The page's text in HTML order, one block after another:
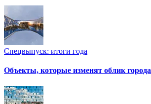
Спецвыпуск: итоги года
Объекты, которые изменят облик города